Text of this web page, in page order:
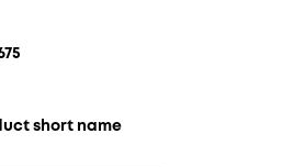
short name